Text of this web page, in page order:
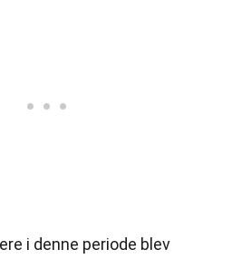
i denne periode blev